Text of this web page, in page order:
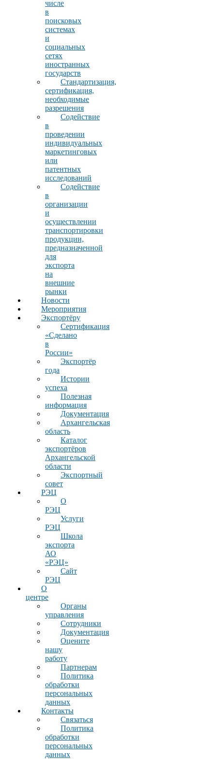
числе
в
поисковых
системах
и
социальных
сетях
иностранных
государств
Стандартизация,
сертификация,
необходимые
разрешения
Содействие
в
проведении
индивидуальных
маркетинговых
или
патентных
исследований
Содействие
в
организации
и
осуществлении
транспортировки
продукции,
предназначенной
для
экспорта
на
внешние
рынки
Новости
Мероприятия
Экспортёру
Сертификация
«Сделано
в
России»
Экспортёр
года
Истории
успеха
Полезная
информация
Документация
Архангельская
область
Каталог
экспортёров
Архангельской
области
Экспортный
совет
РЭЦ
О
РЭЦ
Услуги
РЭЦ
Школа
экспорта
АО
«РЭЦ»
Сайт
РЭЦ
О
центре
Органы
управления
Сотрудники
Документация
Оцените
нашу
работу
Партнерам
Политика
обработки
персональных
данных
Контакты
Связаться
Политика
обработки
персональных
данных